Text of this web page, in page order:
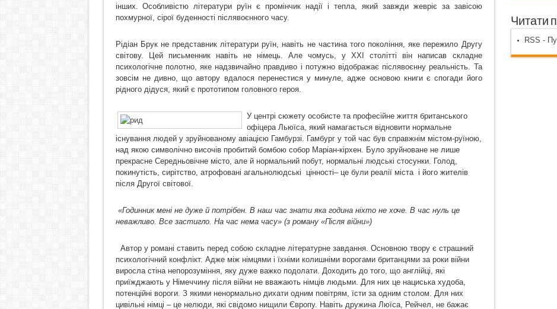
інших. Особливістю літератури руїн є промінчик надії і тепла, який завжди жевріє за завісою
похмурної, сірої буденності післявоєнного часу.
Рідіан Брук не представник літератури руїн, навіть не частина того покоління, яке пережило Другу
світову. Цей письменник навіть не німець. Але чомусь, у ХХІ столітті він написав складне
психологічне полотно, яке надзвичайно правдиво і потужно відображає післявоєнну реальність. Та
зовсім не дивно, що автору вдалося перенестися у минуле, адже основою книги є спогади його
рідного дідуся, який є прототипом головного героя.
У центрі сюжету особисте та професійне життя британського
офіцера Льюїса, який намагається відновити нормальне
існування людей у зруйнованому авіацією Гамбурзі. Гамбург у той час був справжнім містом-руїною,
над якою символічно височів пробитий бомбою собор Маріан-кірхен. Було зруйноване не лише
прекрасне Середньовічне місто, але й нормальний побут, нормальні людські стосунки. Голод,
покинутість, сирітство, атрофовані агальнолюдські
цінності– це були реалії міста і його жителів
після Другої світової.
«Годинник мені не дуже й потрібен. В наш час знати яка година ніхто не хоче. В час нуль це
неважливо. Все застигло. На час нема часу» (з роману «Після війни»)
Автор у романі ставить перед собою складне літературне завдання. Основною твору є страшний
психологічний конфлікт. Адже між німцями і їхніми колишніми ворогами британцями за роки війни
виросла стіна непорозуміння, яку дуже важко подолати. Доходить до того, що англійці, які
приїжджають у Німеччину після війни не вважають німців людьми. Для них це нациська худоба,
потенційні вороги. З якими ненормально дихати одним повітрям, їсти за одним столом. Для них
цивільні німці – це нелюди, які свідомо нищили Європу. Навіть дружина Люїса, Рейчел, не бажає
Читати
RSS -